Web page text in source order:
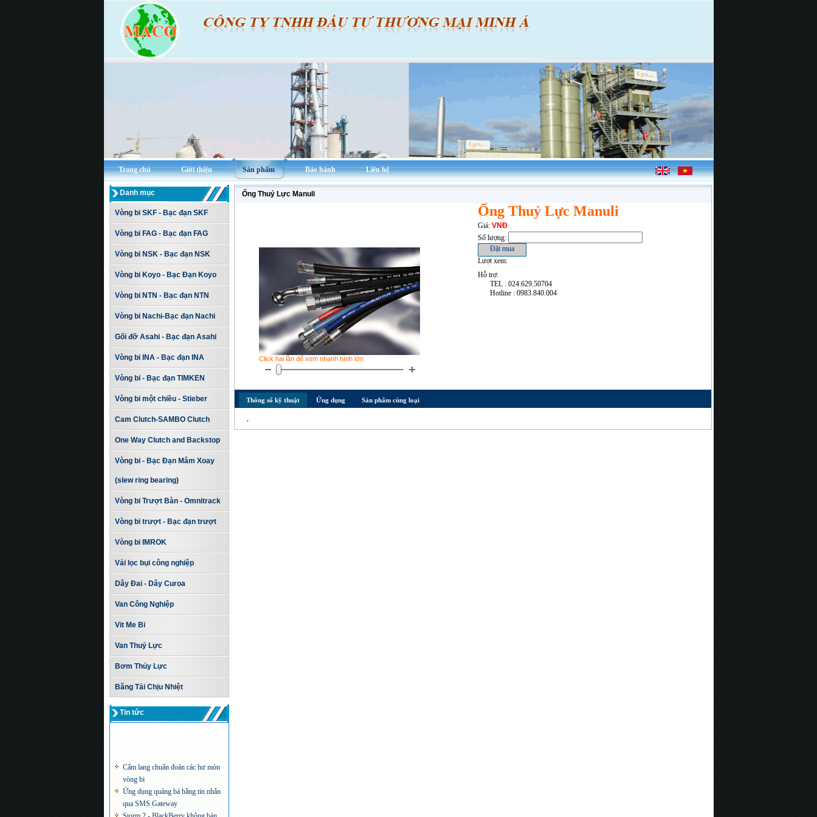
Trang chủ Giới thiệu Sản phẩm Bảo hành Liên hệ
Danh mục
Vòng bi SKF - Bạc đạn SKF
Vòng bi FAG - Bạc đạn FAG
Vòng bi NSK - Bạc đạn NSK
Vòng bi Koyo - Bạc Đạn Koyo
Vòng bi NTN - Bạc đạn NTN
Vòng bi Nachi-Bạc đạn Nachi
Gối đỡ Asahi - Bạc đạn Asahi
Vòng bi INA - Bạc đạn INA
Vòng bi - Bạc đạn TIMKEN
Vòng bi một chiều - Stieber
Cam Clutch-SAMBO Clutch
One Way Clutch and Backstop
Vòng bi - Bạc Đạn Mâm Xoay
(slew ring bearing)
Vòng bi Trượt Bàn - Omnitrack
Vòng bi trượt - Bạc đạn trượt
Vòng bi IMROK
Vải lọc bụi công nghiệp
Dây Đai - Dây Curoa
Van Công Nghiệp
Vit Me Bi
Van Thuỷ Lực
Bơm Thủy Lực
Băng Tải Chịu Nhiệt
Tin tức
Cẩm lang chuẩn đoán các hư mòn
Ứng dụng quảng bá bằng tin nhắn
qua SMS Gateway
Storm 2 - BlackBerry không bàn
Ống Thuỷ Lực Manuli
Click hai lần để xem nhanh hình lớn
Ống Thuỷ Lực Manuli
Giá: VNĐ
Số lượng:
Lượt xem:
Hỗ trợ:
TEL : 024.629.50704
Hotline : 0983.840.004
Thông số kỹ thuật Ứng dụng Sản phẩm cùng loại
,